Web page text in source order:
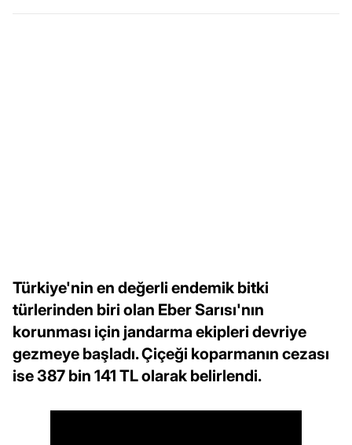
Türkiye'nin en değerli endemik bitki
türlerinden biri olan Eber Sarısı'nın
korunması için jandarma ekipleri devriye
gezmeye başladı. Çiçeği koparmanın cezası
ise 387 bin 141 TL olarak belirlendi.